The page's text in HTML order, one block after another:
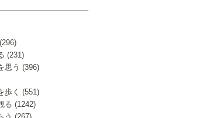
(231)
思う (396)
歩く (551)
る (1242)